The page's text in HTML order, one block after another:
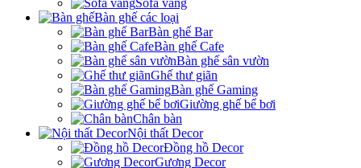
Sofa văng
Bàn ghế các loại
Bàn ghế Bar
Bàn ghế Cafe
Bàn ghế sân vườn
Ghế thư giãn
Bàn ghế Gaming
Giường ghế bể bơi
Chân bàn
Nội thất Decor
Đồng hồ Decor
Gương Decor